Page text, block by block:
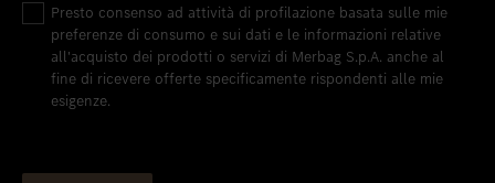
Presto consenso ad attività di profilazione basata sulle mie
preferenze di consumo e sui dati e le informazioni relative
all'acquisto dei prodotti o servizi di Merbag S.p.A. anche al
fine di ricevere offerte specificamente rispondenti alle mie
esigenze.